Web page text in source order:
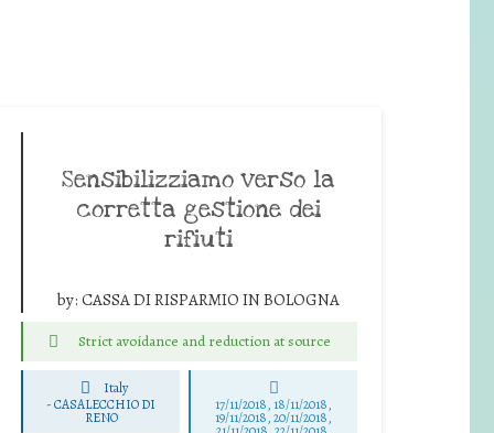
Sensibilizziamo verso la
corretta gestione dei
rifiuti
by: CASSA DI RISPARMIO IN BOLOGNA
Strict avoidance and reduction at source
Italy
-CASALECCHIO DI
RENO
17/11/2018, 18/11/2018,
19/11/2018, 20/11/2018,